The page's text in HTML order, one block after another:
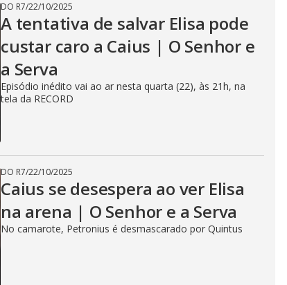
DO R7/22/10/2025
A tentativa de salvar Elisa pode
custar caro a Caius | O Senhor e
a Serva
Episódio inédito vai ao ar nesta quarta (22), às 21h, na
tela da RECORD
DO R7/22/10/2025
Caius se desespera ao ver Elisa
na arena | O Senhor e a Serva
No camarote, Petronius é desmascarado por Quintus